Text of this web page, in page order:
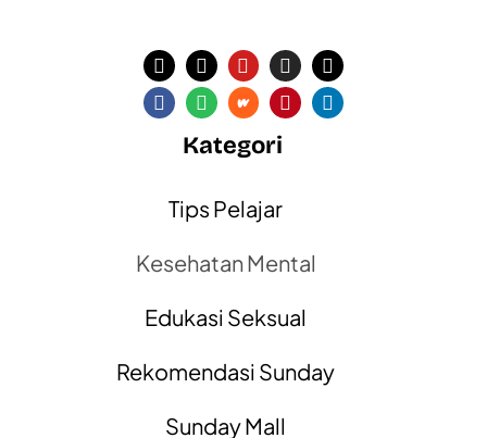
Kategori
Tips Pelajar
Kesehatan Mental
Edukasi Seksual
Rekomendasi Sunday
Sunday Mall